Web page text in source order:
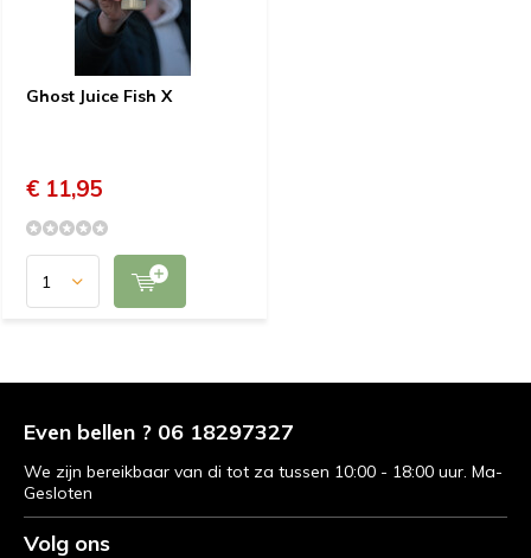
Ghost Juice Fish X
€ 11,95
Even bellen ? 06 18297327
We zijn bereikbaar van di tot za tussen 10:00 - 18:00 uur. Ma-
Gesloten
Volg ons